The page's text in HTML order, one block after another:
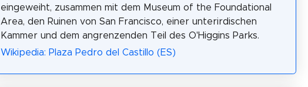
eingeweiht, zusammen mit dem Museum of the Foundational
Area, den Ruinen von San Francisco, einer unterirdischen
Kammer und dem angrenzenden Teil des O'Higgins Parks.
Wikipedia: Plaza Pedro del Castillo (ES)